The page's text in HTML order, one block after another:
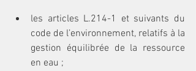
les articles L.214-1 et suivants du
code de l’environnement, relatifs à la
gestion équilibrée de la ressource
en eau ;